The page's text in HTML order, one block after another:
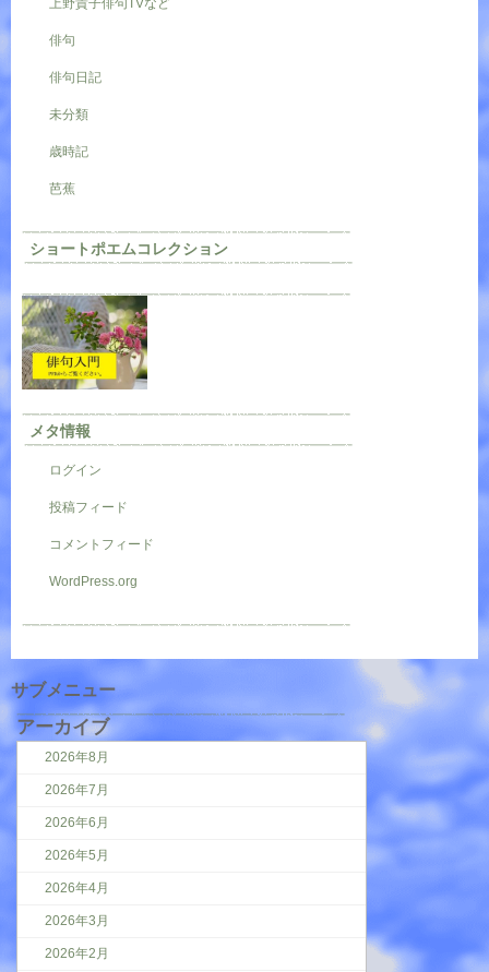
上野貴子俳句TVなど
俳句
俳句日記
未分類
歳時記
芭蕉
ショートポエムコレクション
メタ情報
ログイン
投稿フィード
コメントフィード
WordPress.org
サブメニュー
アーカイブ
2026年8月
2026年7月
2026年6月
2026年5月
2026年4月
2026年3月
2026年2月